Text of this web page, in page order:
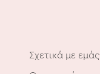
Σχετικά με εμάς